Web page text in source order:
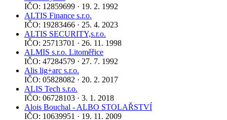
IČO: 12859699 · 19. 2. 1992
ALTIS Finance s.r.o.
IČO: 19283466 · 25. 4. 2023
ALTIS SECURITY,s.r.o.
IČO: 25713701 · 26. 11. 1998
ALMIS s.r.o. Litoměřice
IČO: 47284579 · 27. 7. 1992
Alis lig+arc s.r.o.
IČO: 05828082 · 20. 2. 2017
ALIS Tech s.r.o.
IČO: 06728103 · 3. 1. 2018
Alois Bouchal - ALBO STOLAŘSTVÍ
IČO: 10639951 · 19. 11. 2009